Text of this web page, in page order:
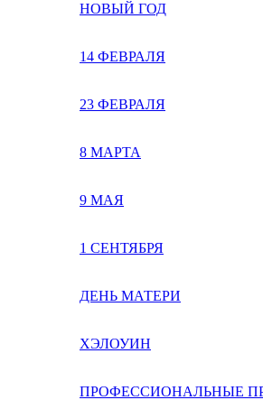
НОВЫЙ ГОД
14 ФЕВРАЛЯ
23 ФЕВРАЛЯ
8 МАРТА
9 МАЯ
1 СЕНТЯБРЯ
ДЕНЬ МАТЕРИ
ХЭЛОУИН
ПРОФЕССИОНАЛЬНЫЕ